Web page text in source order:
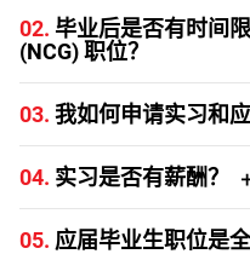
02. 毕业后是否有时间
(NCG) 职位？
如果潜在候选人在过去 24
其首次专业工作，可申请
03. 我如何申请实习和
请访问我们的职位空缺页
要进入考虑范围，学生必
全程参加该计划。
04. 实习是否有薪酬？
是的，Western Digital 的
05. 应届毕业生职位是全